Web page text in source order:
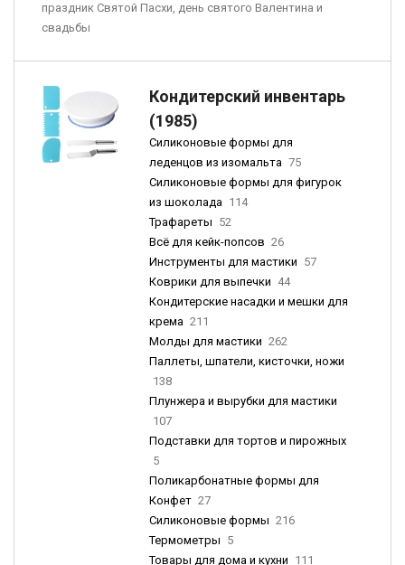
праздник Святой Пасхи, день святого Валентина и
свадьбы
Кондитерский инвентарь
(1985)
Силиконовые формы для
леденцов из изомальта 75
Силиконовые формы для фигурок
из шоколада 114
Трафареты 52
Всё для кейк-попсов 26
Инструменты для мастики 57
Коврики для выпечки 44
Кондитерские насадки и мешки для
крема 211
Молды для мастики 262
Паллеты, шпатели, кисточки, ножи
138
Плунжера и вырубки для мастики
107
Подставки для тортов и пирожных
5
Поликарбонатные формы для
Конфет 27
Силиконовые формы 216
Термометры 5
Товары для дома и кухни 111